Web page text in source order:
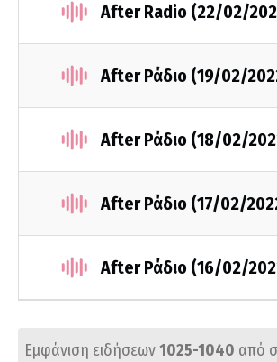
After Radio (22/02/
After Ράδιο (19/02/
After Ράδιο (18/02/
After Ράδιο (17/02/
After Ράδιο (16/02/
Εμφάνιση ειδήσεων1025-1040 από